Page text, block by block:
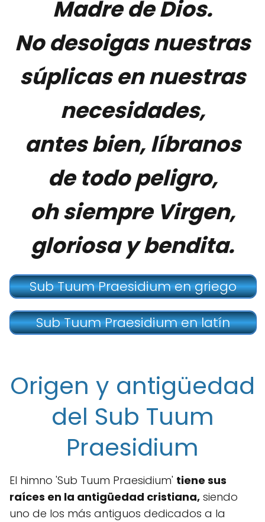
Madre de Dios.
No desoigas nuestras
súplicas en nuestras
necesidades,
antes bien, líbranos
de todo peligro,
oh siempre Virgen,
gloriosa y bendita.
Sub Tuum Praesidium en griego
Sub Tuum Praesidium en latín
Origen y antigüedad
del Sub Tuum
Praesidium
El himno 'Sub Tuum Praesidium' tiene sus
raíces en la antigüedad cristiana, siendo
uno de los más antiguos dedicados a la